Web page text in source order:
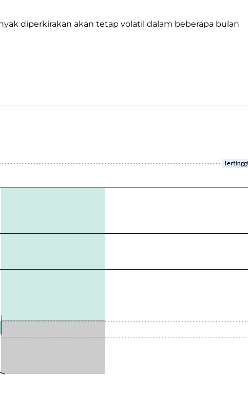
diperkirakan akan tetap volatil dalam beberapa bulan